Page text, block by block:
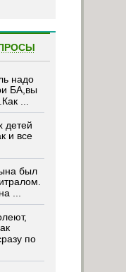
надо
БА,вы
...
детей
и все
был
...
по